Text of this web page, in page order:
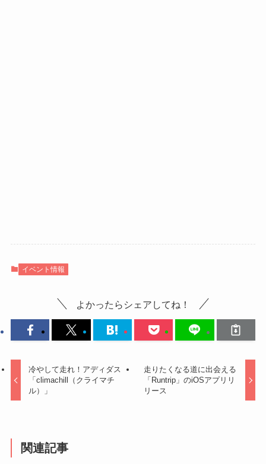
イベント情報
よかったらシェアしてね！
冷やして走れ！アディダス
「climachill（クライマチ
ル）」
走りたくなる道に出会える
「Runtrip」のiOSアプリリ
リース
関連記事